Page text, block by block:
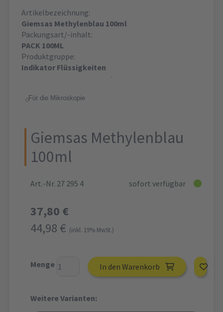
Artikelbezeichnung:
Giemsas Methylenblau 100ml
Packungsart/-inhalt:
PACK 100ML
Produktgruppe:
Indikator Flüssigkeiten
Für die Mikroskopie
Giemsas Methylenblau
100ml
Art.-Nr. 27 295 4 sofort verfügbar
37,80 €
44,98 € (inkl. 19% MwSt.)
Menge In den Warenkorb
Weitere Varianten: